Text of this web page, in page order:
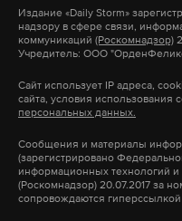
В СК рассказали, что
органов, хищении
под стражи.
в статье, как
юридического лица и
работает там,
А еще мы есть
Издание «Daily Storm»
надзору в сфере связи,
коммуникаций (Роскомнадзор)
Учредитель: ООО
Сайт использует IP адреса,
сайта, условия использования
персональных данных.
Сообщения и материалы
(зарегистрировано
информационных технологий
(Роскомнадзор) 20.07.2017 за
сопровождаются